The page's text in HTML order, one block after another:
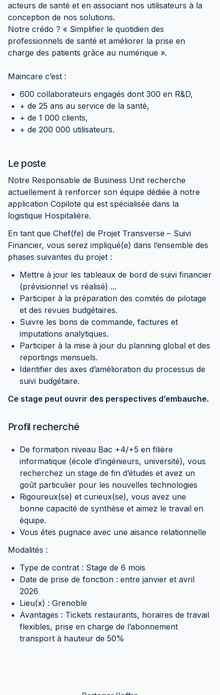
acteurs de santé et en associant nos utilisateurs à la
conception de nos solutions.
Notre crédo ? « Simplifier le quotidien des
professionnels de santé et améliorer la prise en
charge des patients grâce au numérique ».
Maincare c’est :
600 collaborateurs engagés dont 300 en R&D,
+ de 25 ans au service de la santé,
+ de 1 000 clients,
+ de 200 000 utilisateurs.
Le poste
Notre Responsable de Business Unit recherche
actuellement à renforcer son équipe dédiée à notre
application Copilote qui est spécialisée dans la
logistique Hospitalière.
En tant que Chef(fe) de Projet Transverse – Suivi
Financier, vous serez impliqué(e) dans l’ensemble des
phases suivantes du projet :
Mettre à jour les tableaux de bord de suivi financier
(prévisionnel vs réalisé) ...
Participer à la préparation des comités de pilotage
et des revues budgétaires.
Suivre les bons de commande, factures et
imputations analytiques.
Participer à la mise à jour du planning global et des
reportings mensuels.
Identifier des axes d’amélioration du processus de
suivi budgétaire.
Ce stage peut ouvrir des perspectives d’embauche.
Profil recherché
De formation niveau Bac +4/+5 en filière
informatique (école d’ingénieurs, université), vous
recherchez un stage de fin d’études et avez un
goût particulier pour les nouvelles technologies
Rigoureux(se) et curieux(se), vous avez une
bonne capacité de synthèse et aimez le travail en
équipe.
Vous êtes pugnace avec une aisance relationnelle
Modalités :
Type de contrat : Stage de 6 mois
Date de prise de fonction : entre janvier et avril
2026
Lieu(x) : Grenoble
Avantages : Tickets restaurants, horaires de travail
flexibles, prise en charge de l’abonnement
transport à hauteur de 50%